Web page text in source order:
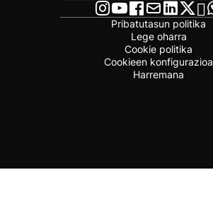
Pribatutasun politika
Lege oharra
Cookie politika
Cookieen konfigurazioa
Harremana